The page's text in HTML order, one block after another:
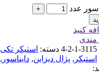
عدد
کنید
مندی
3115-1-2-4 دسته: استیکر تکی
استیکر , پژال دیزاین, دایناسور ,